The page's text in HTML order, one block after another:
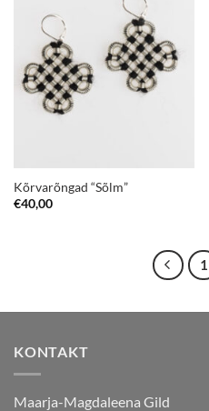
Kõrvarõngad “Sõlm”
€40,00
1
KONTAKT
Maarja-Magdaleena Gild